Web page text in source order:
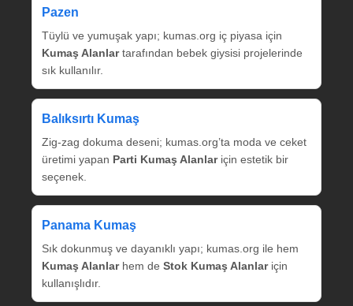
Pazen
Tüylü ve yumuşak yapı; kumas.org iç piyasa için
Kumaş Alanlartarafından bebek giysisi projelerinde
sık kullanılır.
Balıksırtı Kumaş
Zig‑zag dokuma deseni; kumas.org’ta moda ve ceket
üretimi yapan Parti Kumaş Alanlariçin estetik bir
seçenek.
Panama Kumaş
Sık dokunmuş ve dayanıklı yapı; kumas.org ile hem
Kumaş Alanlarhem de Stok Kumaş Alanlariçin
kullanışlıdır.